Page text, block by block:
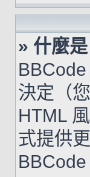
» 什麼
決定（
HTML
式提供
BBCode